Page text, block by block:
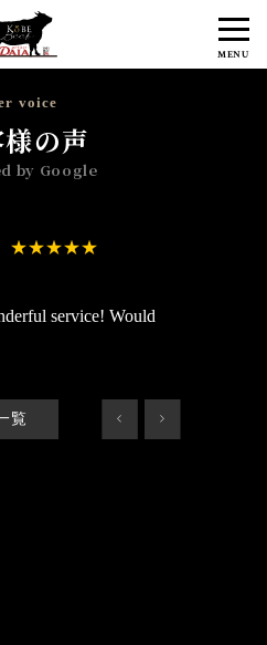
MENU
東店
ローカル
voice
の声
by Google
service! Would
覧 < >